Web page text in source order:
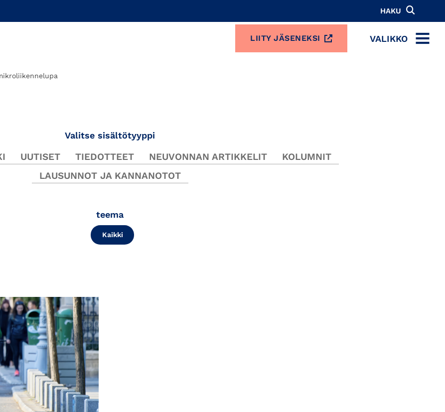
HAKU
LIITY JÄSENEKSI VALIKKO
MENU
Valitse sisältötyyppi
UUTISET TIEDOTTEET NEUVONNAN ARTIKKELIT
KOLUMNIT
LAUSUNNOT JA KANNANOTOT
teema
Kaikki